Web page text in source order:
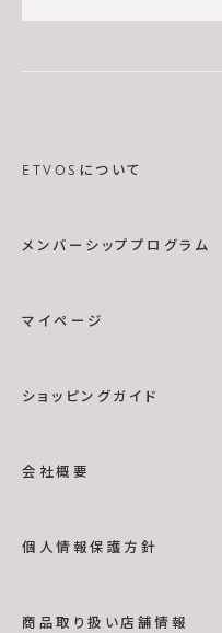
ETVOSについて
メンバーシッププログラム
マイページ
ショッピングガイド
会社概要
個人情報保護方針
商品取り扱い店舗情報